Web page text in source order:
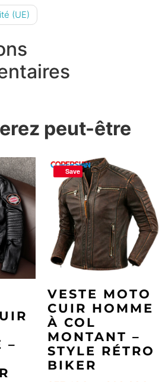
(UE)
peut-être
–
Save
VESTE MOTO
CUIR HOMME
À COL
MONTANT –
STYLE RÉTRO
BIKER